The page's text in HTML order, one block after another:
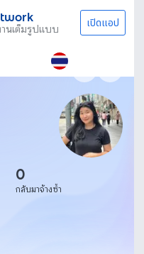
นเต็มรูปแบบ เปิดแอป
0
กลับมาจ้างซ้ำ